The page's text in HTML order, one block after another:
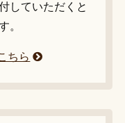
していただくと
。
ちら